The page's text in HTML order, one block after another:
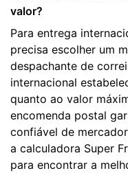
valor?
Para entrega
precisa escolher um
despachante de
internacional
quanto ao valor
encomenda postal
confiável de
a calculadora Super
para encontrar a